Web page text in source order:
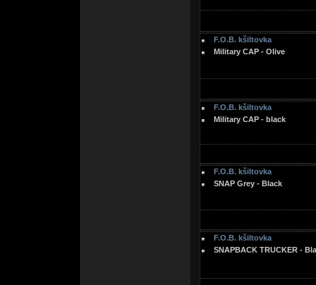
F.O.B. kšiltovka
Military CAP - Olive
F.O.B. kšiltovka
Military CAP - black
F.O.B. kšiltovka
SNAP Grey - Black
F.O.B. kšiltovka
SNAPBACK TRUCKER -